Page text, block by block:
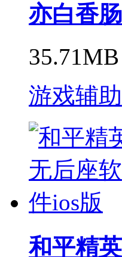
亦白香
35.71MB
游戏辅助
和平精